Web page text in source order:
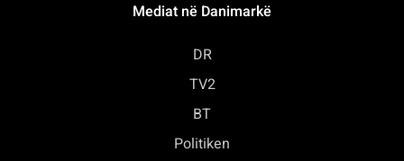
Mediat në Danimarkë
DR
TV2
BT
Politiken